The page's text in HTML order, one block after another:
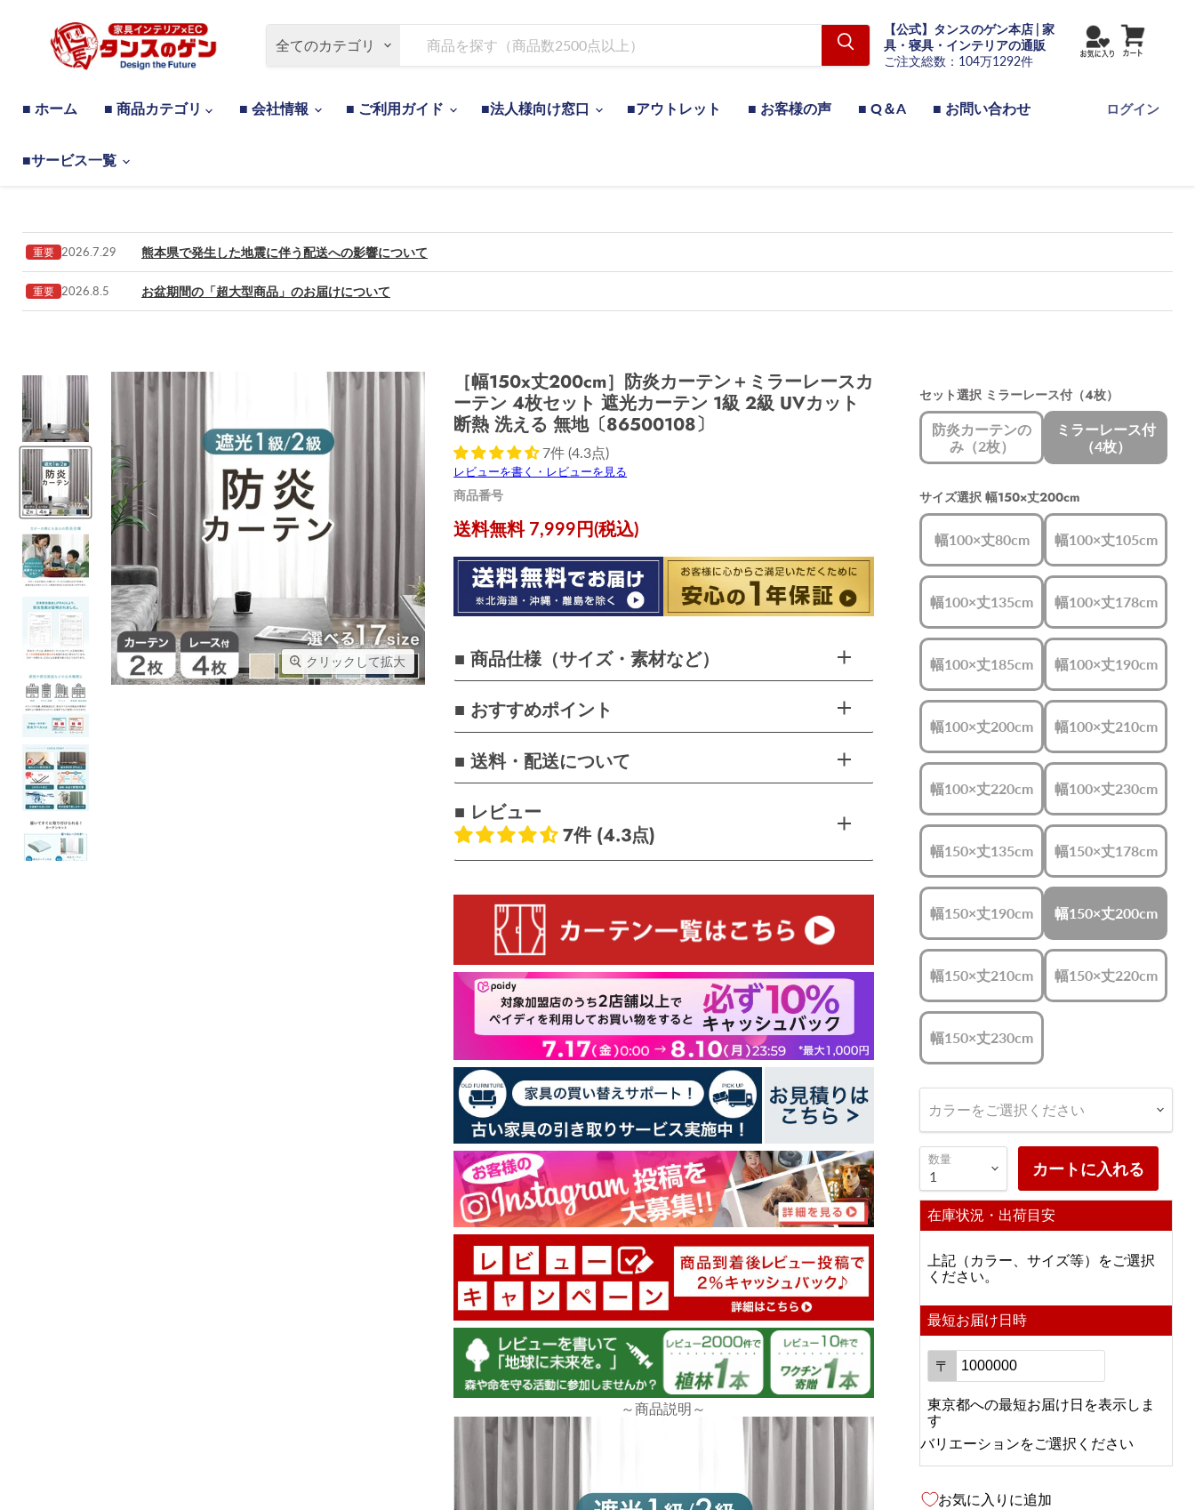
全てのカテゴリ
【公式】タンスのゲン本店 | 家
具・寝具・インテリアの通販
ご注文総数：104万1292件
■ ホーム ■ 商品カテゴリ ■ 会社情報 ■ ご利用ガイド ■法人様向け窓口 ■アウトレット ■ お客様の声 ■ Q＆A ■ お問い合わせ
■サービス一覧
ログイン
重要 2026.7.29 熊本県で発生した地震に伴う配送への影響について
重要 2026.8.5 お盆期間の「超大型商品」のお届けについて
クリックして拡大
［幅150x丈200cm］防炎カーテン＋ミラーレースカ
ーテン 4枚セット 遮光カーテン 1級 2級 UVカット
断熱 洗える 無地〔86500108〕
7件 (4.3点)
レビューを書く・レビューを見る
商品番号
現在の価格
送料無料 7,999円(税込)
■ 商品仕様（サイズ・素材など）
■ おすすめポイント
■ 送料・配送について
■ レビュー
7件 (4.3点)
お客様のレビュー
5つ星中4.29つ星
レビュー数 7 件
3
3
1
0
0
08/05/2026
tansu-gen880686
この値段でこのクオリティーは満足です。
だからか在庫がないものもあり、予約では出荷目安がだいぶ先の
日付になっています。
しばらくすると在庫有になり、すぐに届くこともありますので、
慌てず毎日チェックすることをおすすめします。
08/03/2026
自営業の開店に伴い防炎カーテンが必須になり、地元で販売して
いる店舗が無く困っていたところ、ネット検索で
～商品説明～
セット選択 ミラーレース付（4枚）
防炎カーテンの
み（2枚）
ミラーレース付
（4枚）
サイズ選択幅150×丈200cm
幅100×丈80cm 幅100×丈105cm
幅100×丈135cm 幅100×丈178cm
幅100×丈185cm 幅100×丈190cm
幅100×丈200cm 幅100×丈210cm
幅100×丈220cm 幅100×丈230cm
幅150×丈135cm 幅150×丈178cm
幅150×丈190cm 幅150×丈200cm
幅150×丈210cm 幅150×丈220cm
幅150×丈230cm
カラーをご選択ください
数量 カートに入れる
在庫状況・出荷目安
上記（カラー、サイズ等）をご選択
ください。
最短お届け日時
〒
東京都への最短お届け日を表示しま
す
バリエーションをご選択ください
お気に入りに追加